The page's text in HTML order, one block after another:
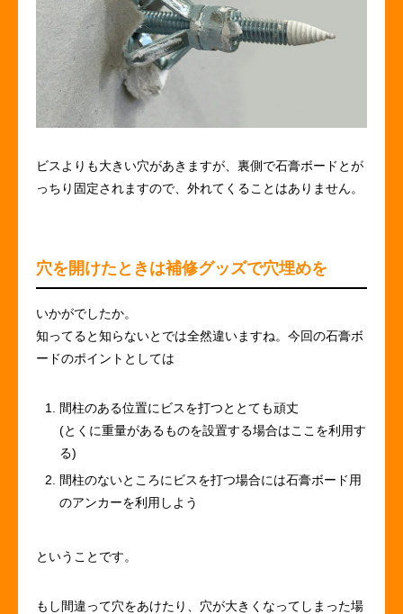
ビスよりも大きい穴があきますが、裏側で石膏ボードとが
っちり固定されますので、外れてくることはありません。
穴を開けたときは補修グッズで穴埋めを
いかがでしたか。
知ってると知らないとでは全然違いますね。今回の石膏ボ
ードのポイントとしては
間柱のある位置にビスを打つととても頑丈
(とくに重量があるものを設置する場合はここを利用す
る)
間柱のないところにビスを打つ場合には石膏ボード用
のアンカーを利用しよう
ということです。
もし間違って穴をあけたり、穴が大きくなってしまった場